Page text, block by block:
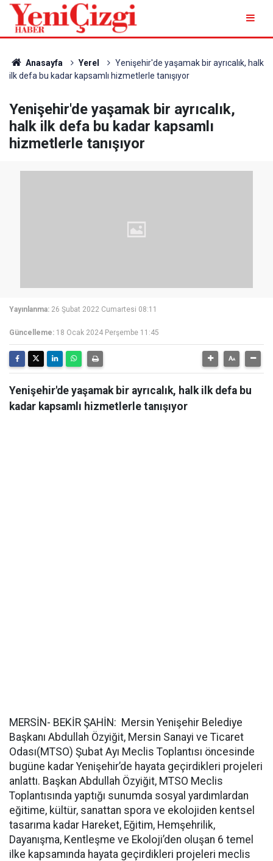
Anasayfa Yerel
Yenişehir'de yaşamak bir ayrıcalık, halk
ilk defa bu kadar kapsamlı hizmetlerle tanışıyor
Yenişehir'de yaşamak bir ayrıcalık,
halk ilk defa bu kadar kapsamlı
hizmetlerle tanışıyor
Yayınlanma: 26 Şubat 2022 Cumartesi 08:11
Güncelleme: 18 Ocak 2024 Perşembe 11:45
Yenişehir'de yaşamak bir ayrıcalık, halk ilk defa bu
kadar kapsamlı hizmetlerle tanışıyor
MERSİN- BEKİR ŞAHİN: Mersin Yenişehir Belediye
Başkanı Abdullah Özyiğit, Mersin Sanayi ve Ticaret
Odası(MTSO) Şubat Ayı Meclis Toplantısı öncesinde
bugüne kadar Yenişehir’de hayata geçirdikleri projeleri
anlattı. Başkan Abdullah Özyiğit, MTSO Meclis
Toplantısında yaptığı sunumda sosyal yardımlardan
eğitime, kültür, sanattan spora ve ekolojiden kentsel
tasarıma kadar Hareket, Eğitim, Hemşehrilik,
Dayanışma, Kentleşme ve Ekoloji’den oluşan 6 temel
ilke kapsamında hayata geçirdikleri projeleri meclis